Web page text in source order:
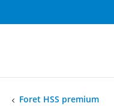
Foret HSS premium